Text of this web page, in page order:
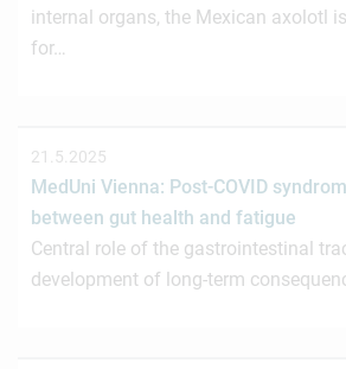
internal organs, the Mexican axolotl
for…
21.5.2025
MedUni Vienna: Post-COVID
between gut health and fatigue
Central role of the gastrointestinal
development of long-term